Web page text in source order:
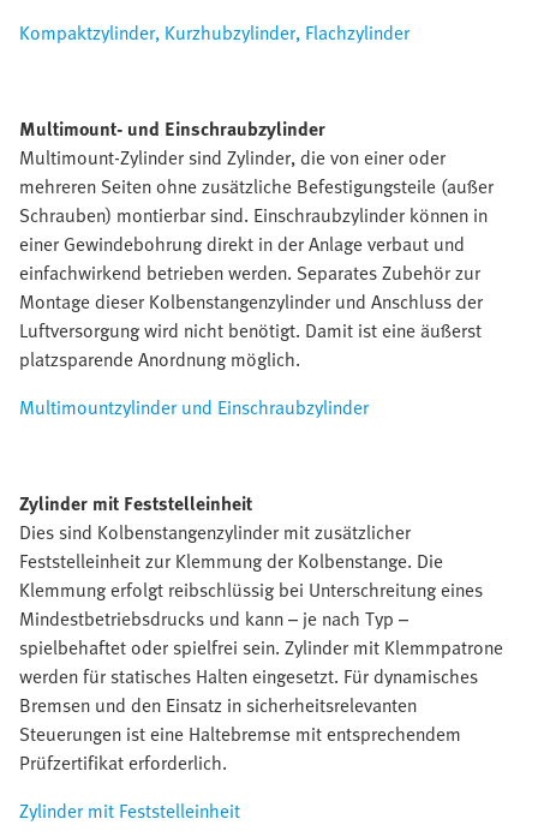
Kompaktzylinder, Kurzhubzylinder, Flachzylinder
Multimount- und Einschraubzylinder
Multimount-Zylinder sind Zylinder, die von einer oder
mehreren Seiten ohne zusätzliche Befestigungsteile (außer
Schrauben) montierbar sind. Einschraubzylinder können in
einer Gewindebohrung direkt in der Anlage verbaut und
einfachwirkend betrieben werden. Separates Zubehör zur
Montage dieser Kolbenstangenzylinder und Anschluss der
Luftversorgung wird nicht benötigt. Damit ist eine äußerst
platzsparende Anordnung möglich.
Multimountzylinder und Einschraubzylinder
Zylinder mit Feststelleinheit
Dies sind Kolbenstangenzylinder mit zusätzlicher
Feststelleinheit zur Klemmung der Kolbenstange. Die
Klemmung erfolgt reibschlüssig bei Unterschreitung eines
Mindestbetriebsdrucks und kann – je nach Typ –
spielbehaftet oder spielfrei sein. Zylinder mit Klemmpatrone
werden für statisches Halten eingesetzt. Für dynamisches
Bremsen und den Einsatz in sicherheitsrelevanten
Steuerungen ist eine Haltebremse mit entsprechendem
Prüfzertifikat erforderlich.
Zylinder mit Feststelleinheit